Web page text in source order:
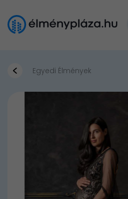
Egyedi Élmények